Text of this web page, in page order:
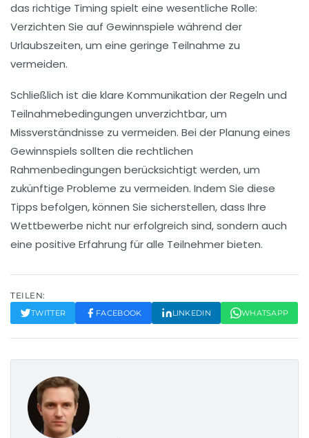
das richtige Timing spielt eine wesentliche Rolle:
Verzichten Sie auf Gewinnspiele während der
Urlaubszeiten, um eine geringe Teilnahme zu
vermeiden.
Schließlich ist die klare Kommunikation derRegeln und
Teilnahmebedingungen unverzichtbar, um
Missverständnisse zu vermeiden. Bei der Planung eines
Gewinnspiels sollten die rechtlichen
Rahmenbedingungen berücksichtigt werden, um
zukünftige Probleme zu vermeiden. Indem Sie diese
Tipps befolgen, können Sie sicherstellen, dass Ihre
Wettbewerbe nicht nur erfolgreich sind, sondern auch
eine positive Erfahrung für alle Teilnehmer bieten.
TEILEN:
TWITTER FACEBOOK LINKEDIN WHATSAPP